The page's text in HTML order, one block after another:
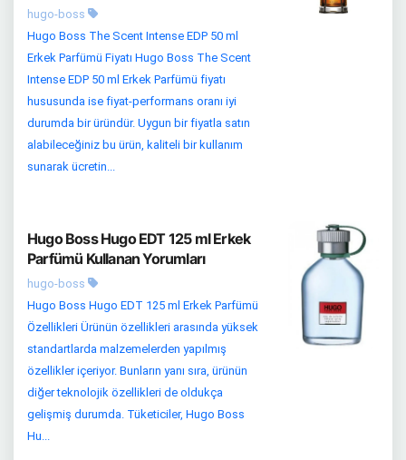
hugo-boss
Hugo Boss The Scent Intense EDP 50 ml
Erkek Parfümü Fiyatı Hugo Boss The Scent
Intense EDP 50 ml Erkek Parfümü fiyatı
hususunda ise fiyat-performans oranı iyi
durumda bir üründür. Uygun bir fiyatla satın
alabileceğiniz bu ürün, kaliteli bir kullanım
sunarak ücretin...
Hugo Boss Hugo EDT 125 ml Erkek
Parfümü Kullanan Yorumları
hugo-boss
Hugo Boss Hugo EDT 125 ml Erkek Parfümü
Özellikleri Ürünün özellikleri arasında yüksek
standartlarda malzemelerden yapılmış
özellikler içeriyor. Bunların yanı sıra, ürünün
diğer teknolojik özellikleri de oldukça
gelişmiş durumda. Tüketiciler, Hugo Boss
Hu...